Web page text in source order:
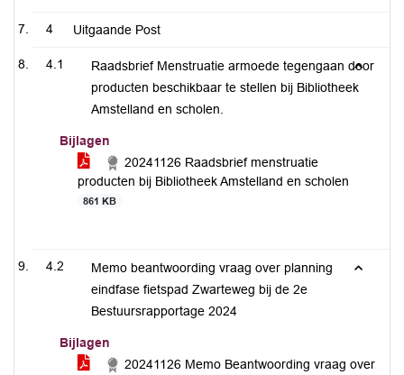
4 Uitgaande Post
4.1
Raadsbrief Menstruatie armoede tegengaan door
producten beschikbaar te stellen bij Bibliotheek
Amstelland en scholen.
Bijlagen
20241126 Raadsbrief menstruatie
producten bij Bibliotheek Amstelland en scholen
861 KB
4.2
Memo beantwoording vraag over planning
eindfase fietspad Zwarteweg bij de 2e
Bestuursrapportage 2024
Bijlagen
20241126 Memo Beantwoording vraag over